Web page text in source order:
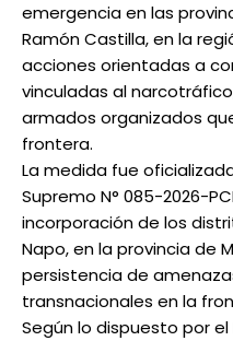
emergencia en las
Ramón Castilla, en la
acciones orientadas a
vinculadas al
armados organizados
frontera.
La medida fue
Supremo N° 085-2026-
incorporación de los
Napo, en la provincia de
persistencia de
transnacionales en la
Según lo dispuesto por